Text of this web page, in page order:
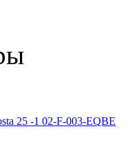
25 -1 02-F-003-EQBE